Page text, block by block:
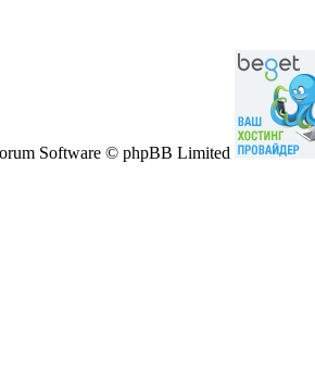
Software © phpBB Limited